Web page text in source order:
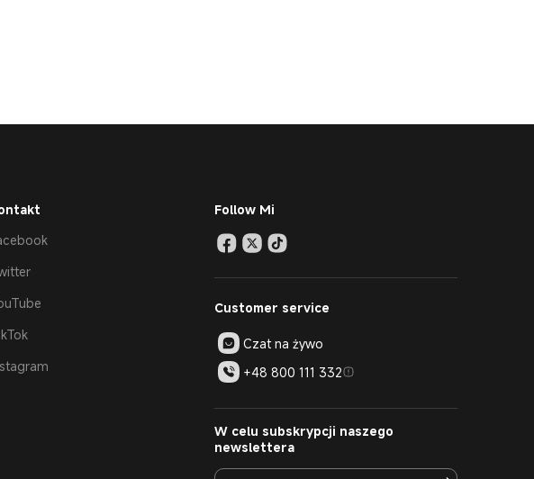
Follow Mi
Customer service
Czat na żywo
+48 800 111 332
W celu subskrypcji naszego
newslettera